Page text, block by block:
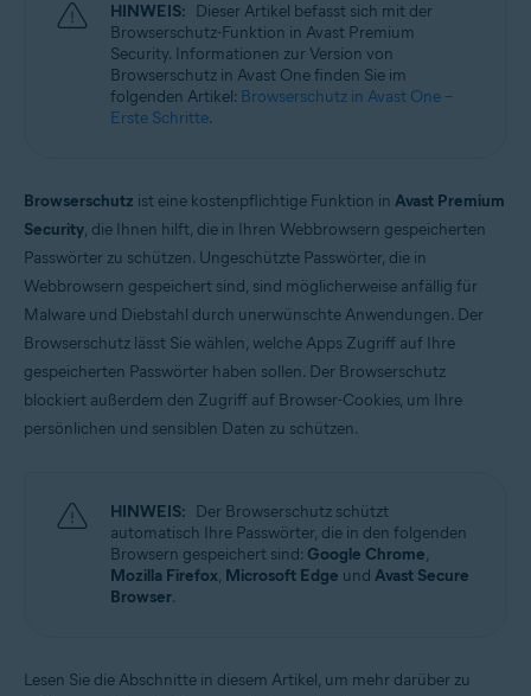
Betriebssysteme:
Microsoft Windows 11 Home/Pro/Enterprise/Education
Microsoft Windows 10 Home/Pro/Enterprise/Education – 32-/64-Bit
Microsoft Windows 8.1 Home/Pro/Enterprise/Education – 32-/64-Bit
Microsoft Windows 8 Home/Pro/Enterprise/Education – 32-/64-Bit
benutzerfreundlichem Rollup-Update, 32-/64-Bit
HINWEIS: Dieser Artikel befasst sich mit der
Browserschutz-Funktion in Avast Premium
Security. Informationen zur Version von
Browserschutz in Avast One finden Sie im
folgenden Artikel: Browserschutz in Avast One –
Erste Schritte.
Browserschutz ist eine kostenpflichtige Funktion in Avast Premium
Security, die Ihnen hilft, die in Ihren Webbrowsern gespeicherten
Passwörter zu schützen. Ungeschützte Passwörter, die in
Webbrowsern gespeichert sind, sind möglicherweise anfällig für
Malware und Diebstahl durch unerwünschte Anwendungen. Der
Browserschutz lässt Sie wählen, welche Apps Zugriff auf Ihre
gespeicherten Passwörter haben sollen. Der Browserschutz
blockiert außerdem den Zugriff auf Browser-Cookies, um Ihre
persönlichen und sensiblen Daten zu schützen.
HINWEIS: Der Browserschutz schützt
automatisch Ihre Passwörter, die in den folgenden
Browsern gespeichert sind: Google Chrome,
Mozilla Firefox, Microsoft Edge und Avast Secure
Browser.
Lesen Sie die Abschnitte in diesem Artikel, um mehr darüber zu